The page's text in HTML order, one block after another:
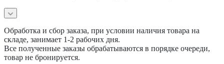
Обработка и сбор заказа, при условии наличия товара на
складе, занимает 1-2 рабочих дня.
Все полученные заказы обрабатываются в порядке очереди,
товар не бронируется.